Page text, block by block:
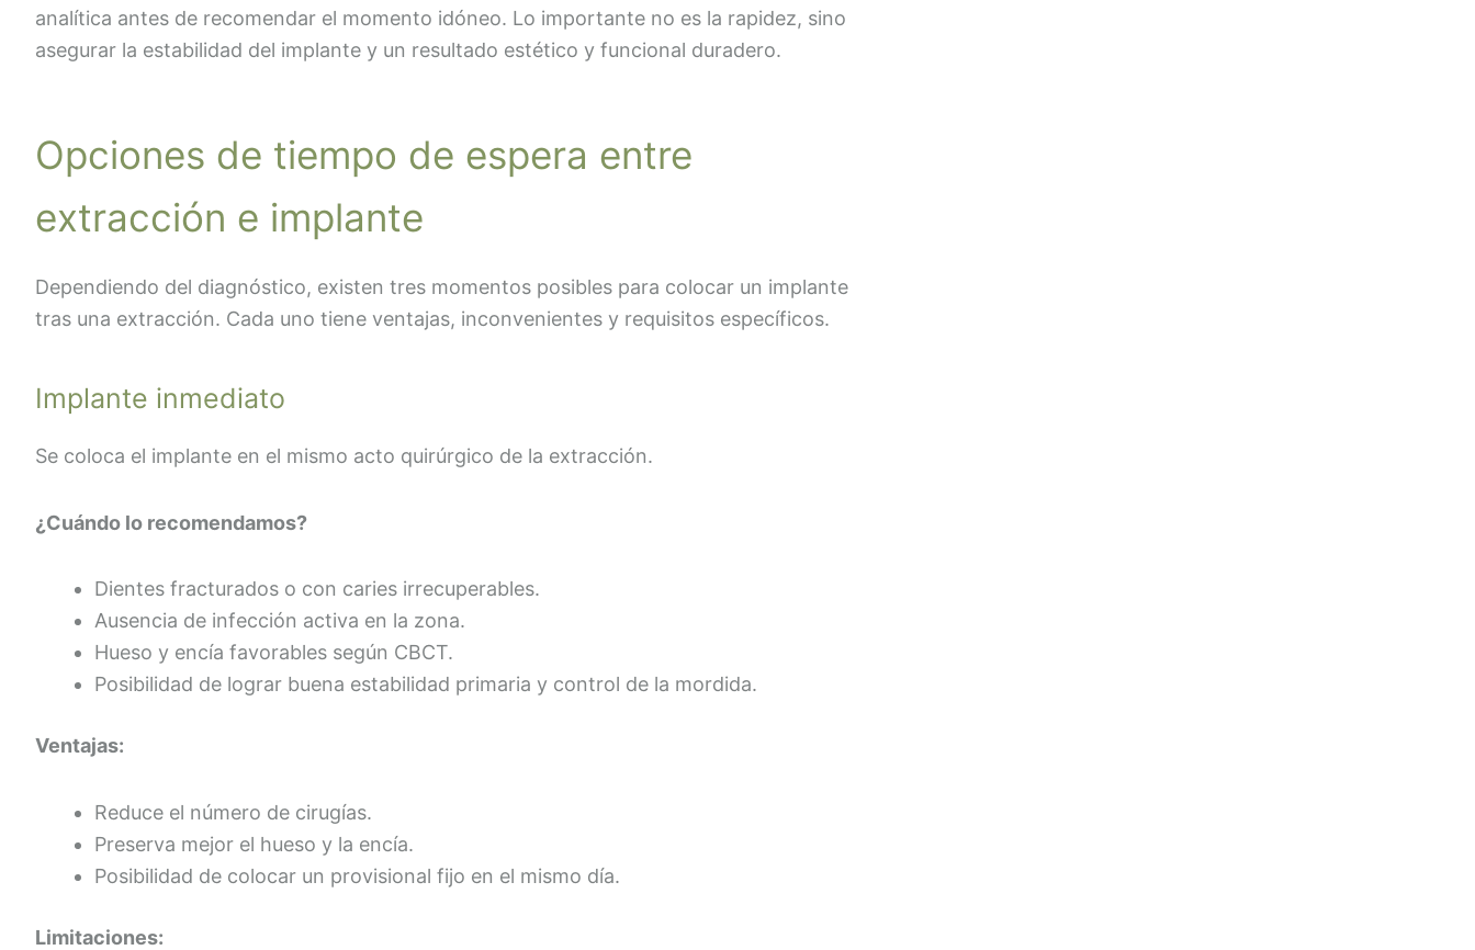
analítica antes de recomendar el momento idóneo. Lo importante no es la rapidez, sino
asegurar la estabilidad del implante y un resultado estético y funcional duradero.
Opciones de tiempo de espera entre
extracción e implante
Dependiendo del diagnóstico, existen tres momentos posibles para colocar un implante
tras una extracción. Cada uno tiene ventajas, inconvenientes y requisitos específicos.
Implante inmediato
Se coloca el implante en el mismo acto quirúrgico de la extracción.
¿Cuándo lo recomendamos?
Dientes fracturados o con caries irrecuperables.
Ausencia de infección activa en la zona.
Hueso y encía favorables según CBCT.
Posibilidad de lograr buena estabilidad primaria y control de la mordida.
Ventajas:
Reduce el número de cirugías.
Preserva mejor el hueso y la encía.
Posibilidad de colocar un provisional fijo en el mismo día.
Limitaciones: